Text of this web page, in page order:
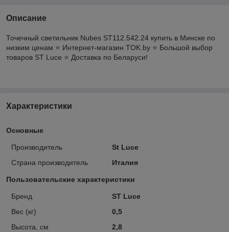
Описание
Точечный светильник Nubes ST112.542.24 купить в Минске по
низким ценам ⭐️ Интернет-магазин TOK.by ⭐️ Большой выбор
товаров ST Luce ⭐️ Доставка по Беларуси!
Характеристики
Основные
Производитель
St Luce
Страна производитель
Италия
Пользовательские характеристики
Бренд
ST Luce
Вес (кг)
0,5
Высота, см
2,8